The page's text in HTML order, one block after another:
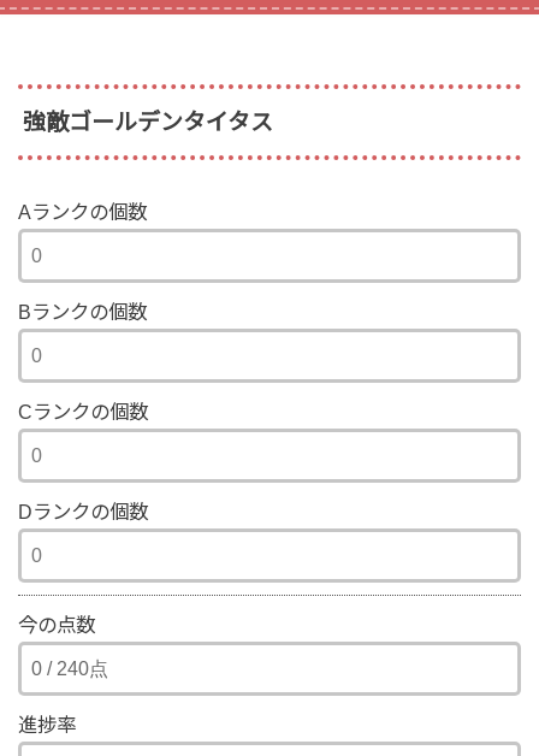
強敵ゴールデンタイタス
Aランクの個数
Bランクの個数
Cランクの個数
Dランクの個数
今の点数
進捗率